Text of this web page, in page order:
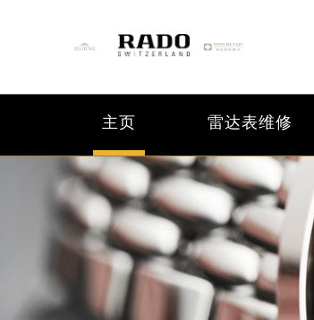
主页 雷达表维修